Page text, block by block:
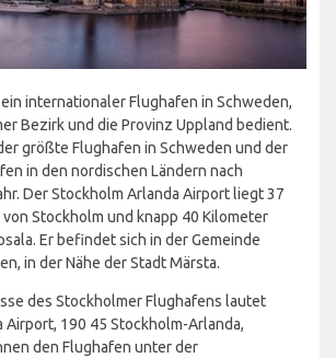
internationaler Flughafen in Schweden,
Bezirk und die Provinz Uppland bedient.
größte Flughafen in Schweden und der
in den nordischen Ländern nach
Der Stockholm Arlanda Airport liegt 37
Stockholm und knapp 40 Kilometer
Er befindet sich in der Gemeinde
in der Nähe der Stadt Märsta.
des Stockholmer Flughafens lautet
Airport, 190 45 Stockholm-Arlanda,
den Flughafen unter der